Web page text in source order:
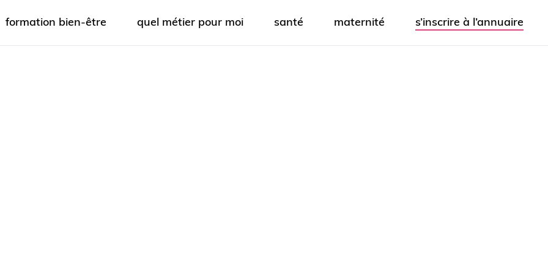
formation bien-être quel métier pour moi santé maternité s’inscrire à l’annuaire